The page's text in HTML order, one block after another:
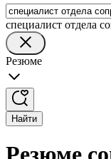
специалист отдела
Резюме
Найти